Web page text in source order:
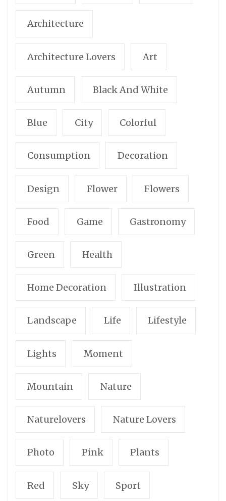
Architecture
Architecture Lovers Art
Autumn Black And White
Blue City Colorful
Consumption Decoration
Design Flower Flowers
Food Game Gastronomy
Green Health
Home Decoration Illustration
Landscape Life Lifestyle
Lights Moment
Mountain Nature
Naturelovers Nature Lovers
Photo Pink Plants
Red Sky Sport